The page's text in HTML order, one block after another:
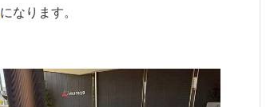
になります。